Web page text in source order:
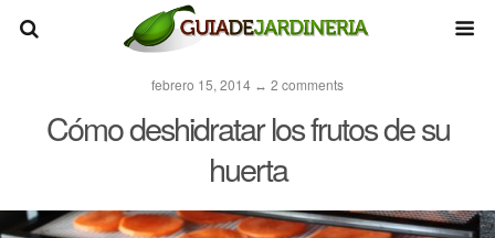
febrero 15, 2014 ↔ 2 comments
Cómo deshidratar los frutos de su
huerta